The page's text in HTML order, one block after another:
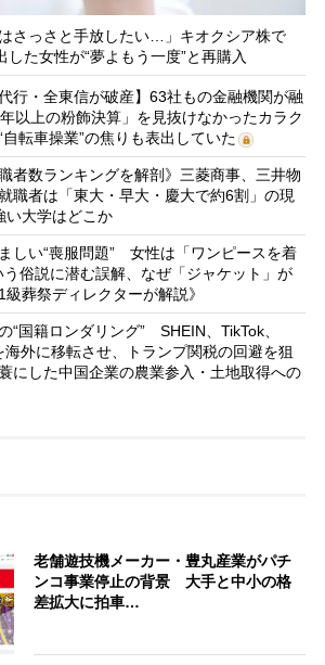
はさっさと手放したい…」キオクシア株で
た女性が“夢よもう一度”と再購入
行・全東信が破産】63社もの金融機関が融
以上の粉飾決算」を見抜けなかったカラク
転車操業”の焦りも表出していた
者数ランキングを解剖》三菱商事、三井物
職者は「東大・早大・慶大で約6割」の現
大学はどこか
しい“喪服問題” 女性は「ワンピースを着
俗説に潜む誤解、なぜ「ジャケット」が
葬祭ディレクターが解説》
“国籍ロンダリング” SHEIN、TikTok、
外に移転させ、トランプ関税の回避を狙
にした中国企業の農業参入・土地取得への
老舗遊技機メーカー・豊丸産業がパチ
ンコ事業停止の背景 大手と中小の格
差拡大に拍車…